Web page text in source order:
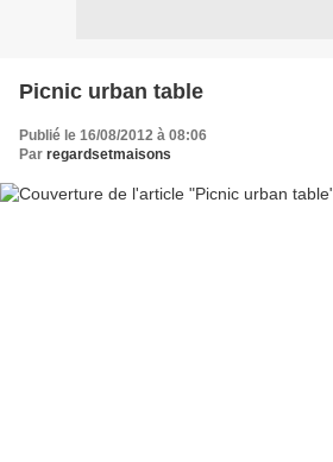
Picnic urban table
Publié le 16/08/2012 à 08:06
Par regardsetmaisons